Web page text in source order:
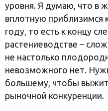
уровня. Я думаю, что в
вплотную приблизимся
году, то есть к концу
растениеводстве –
не настолько
невозможного нет.
большему, чтобы
рыночной конкуренции.